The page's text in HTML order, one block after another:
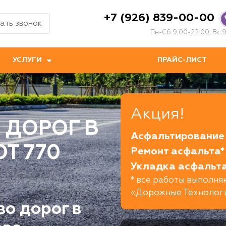
звонок +7 (926) 839-00-00
Пн-Сб 9:00-22:00, Вс
УСЛУГИ ПРАЙС-ЛИСТ
ДОРОГ В
770
дорог в
Акция!
Ремонт
Укладка
* все работы
«Дорожные